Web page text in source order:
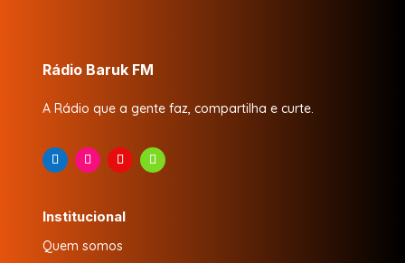
Rádio Baruk FM
A Rádio que a gente faz, compartilha e curte.
Institucional
Quem somos